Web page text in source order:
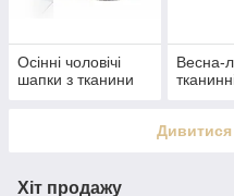
Осінні чоловічі
шапки з тканини
Весна-
Дивитися
Хіт продажу